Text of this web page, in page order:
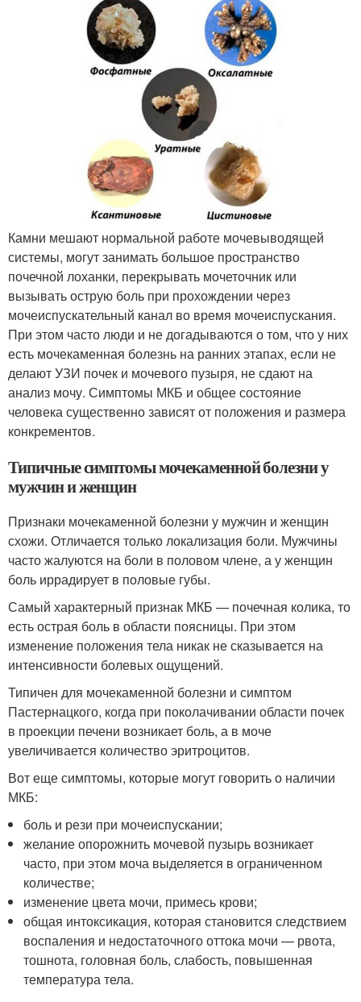
Камни мешают нормальной работе мочевыводящей
системы, могут занимать большое пространство
почечной лоханки, перекрывать мочеточник или
вызывать острую боль при прохождении через
мочеиспускательный канал во время мочеиспускания.
При этом часто люди и не догадываются о том, что у них
есть мочекаменная болезнь на ранних этапах, если не
делают УЗИ почек и мочевого пузыря, не сдают на
анализ мочу. Симптомы МКБ и общее состояние
человека существенно зависят от положения и размера
конкрементов.
Типичные симптомы мочекаменной болезни у
мужчин и женщин
Признаки мочекаменной болезни у мужчин и женщин
схожи. Отличается только локализация боли. Мужчины
часто жалуются на боли в половом члене, а у женщин
боль иррадирует в половые губы.
Самый характерный признак МКБ — почечная колика, то
есть острая боль в области поясницы. При этом
изменение положения тела никак не сказывается на
интенсивности болевых ощущений.
Типичен для мочекаменной болезни и симптом
Пастернацкого, когда при поколачивании области почек
в проекции печени возникает боль, а в моче
увеличивается количество эритроцитов.
Вот еще симптомы, которые могут говорить о наличии
МКБ:
боль и рези при мочеиспускании;
желание опорожнить мочевой пузырь возникает
часто, при этом моча выделяется в ограниченном
количестве;
изменение цвета мочи, примесь крови;
общая интоксикация, которая становится следствием
воспаления и недостаточного оттока мочи — рвота,
тошнота, головная боль, слабость, повышенная
температура тела.